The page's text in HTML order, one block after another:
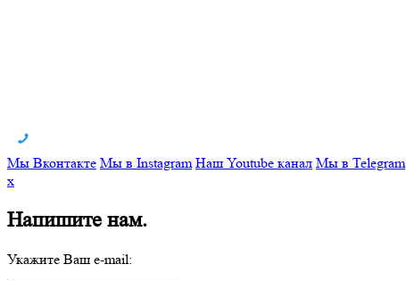
Мы Вконтакте Мы в Instagram Наш Youtube канал Мы в Telegram
x
Напишите нам.
Укажите Ваш e-mail: